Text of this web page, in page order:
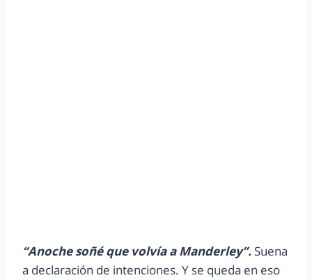
“Anoche soñé que volvía a Manderley”. Suena
a declaración de intenciones. Y se queda en eso